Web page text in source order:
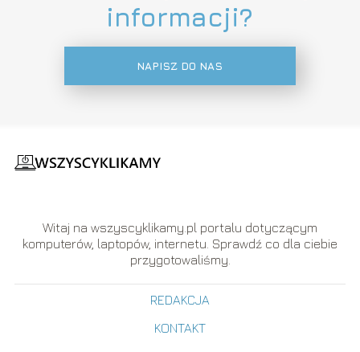
informacji?
NAPISZ DO NAS
Witaj na wszyscyklikamy.pl portalu dotyczącym
komputerów, laptopów, internetu. Sprawdź co dla ciebie
przygotowaliśmy.
REDAKCJA
KONTAKT